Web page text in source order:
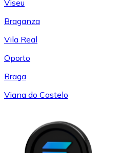
Viseu
Braganza
Vila Real
Oporto
Braga
Viana do Castelo